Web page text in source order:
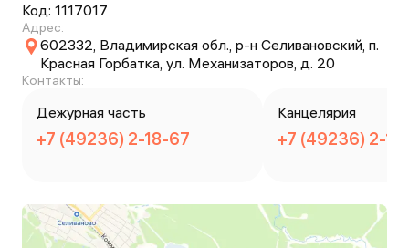
Код: 1117017
Адрес:
602332, Владимирская обл., р-н Селивановский, п.
Красная Горбатка, ул. Механизаторов, д. 20
Контакты:
Дежурная часть
+7 (49236) 2-18-67
Канцелярия
+7 (49236) 2-